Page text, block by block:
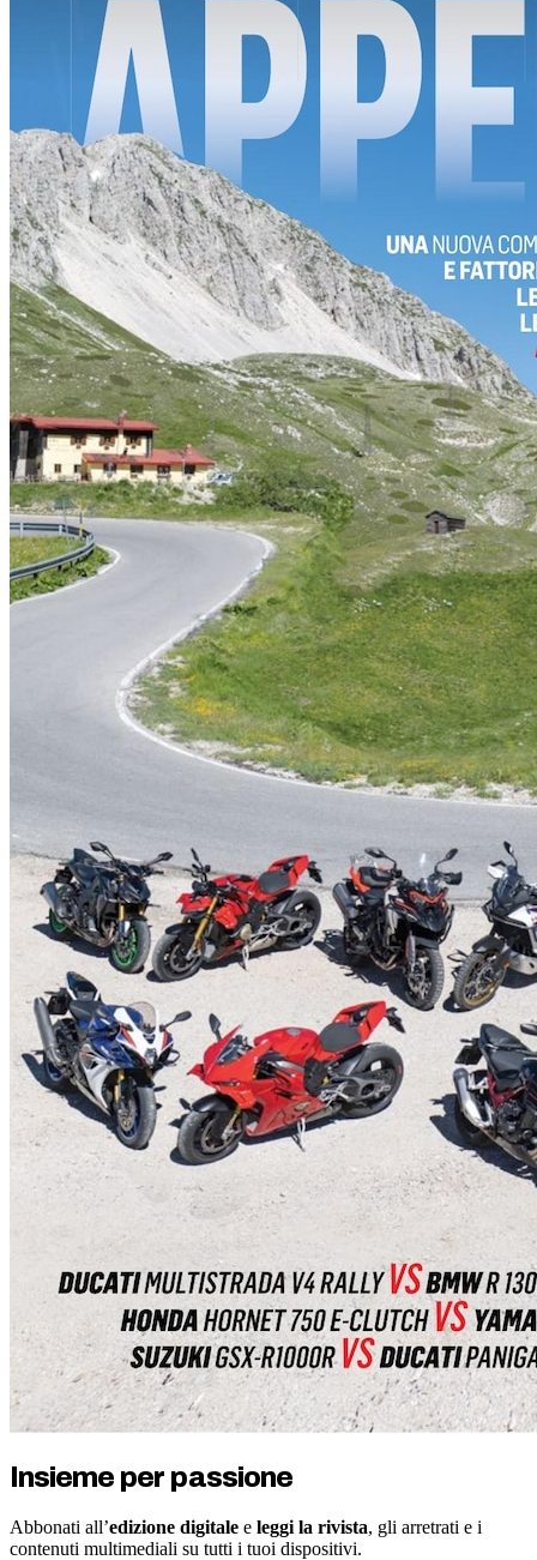
Insieme per passione
Abbonati all’edizione digitale e leggi la rivista, gli arretrati e i
contenuti multimediali su tutti i tuoi dispositivi.